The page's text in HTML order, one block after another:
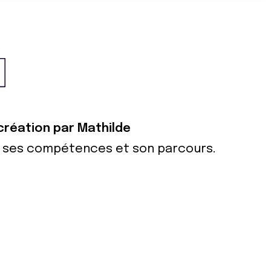
par Mathilde
ses compétences et son parcours.